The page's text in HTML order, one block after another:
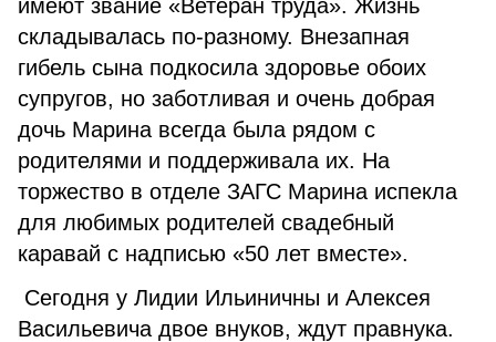
имеют звание «Ветеран труда». Жизнь
складывалась по-разному. Внезапная
гибель сына подкосила здоровье обоих
супругов, но заботливая и очень добрая
дочь Марина всегда была рядом с
родителями и поддерживала их. На
торжество в отделе ЗАГС Марина испекла
для любимых родителей свадебный
каравай с надписью «50 лет вместе».
Сегодня у Лидии Ильиничны и Алексея
Васильевича двое внуков, ждут правнука.